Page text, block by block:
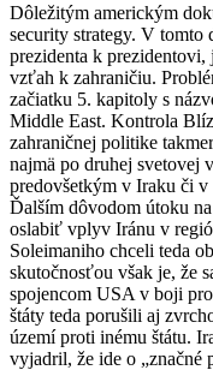
Dôležitým americkým
security strategy. V
prezidenta k
vzťah k zahraničiu.
začiatku 5. kapitoly s
Middle East. Kontrola
zahraničnej politike
najmä po druhej svetovej
predovšetkým v Iraku či
Ďalším dôvodom útoku
oslabiť vplyv Iránu v
Soleimaniho chceli teda
skutočnosťou však je, že
spojencom USA v boji
štáty teda porušili aj
území proti inému štátu.
vyjadril, že ide o „značné